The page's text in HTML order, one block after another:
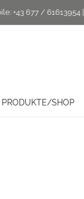
+43 677 / 61613954
PRODUKTE/SHOP